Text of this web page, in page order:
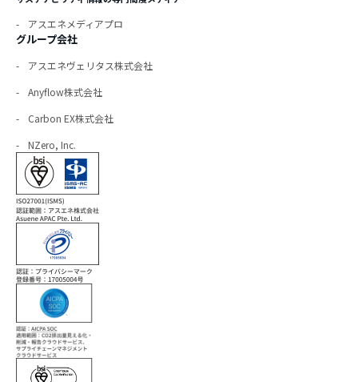
アスエネメディアプロ
グループ会社
アスエネヴェリタス株式会社
Anyflow株式会社
Carbon EX株式会社
NZero, Inc.